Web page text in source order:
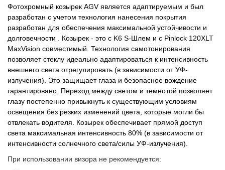
Фотохромный козырек AGV является адаптируемым и был
разработан с учетом технология нанесения покрытия
разработан для обеспечения максимальной устойчивости и
долговечности
Козырек - это с K6 S-Шлем и с Pinlock 120XLT
MaxVision совместимый. Технология самотонирования
позволяет стеклу идеально адаптироваться к интенсивность
внешнего света отрегулировать (в зависимости от УФ-
излучения). Это защищает глаза и безопасное вождение
гарантировано. Переход между светом и темнотой позволяет
глазу постепенно привыкнуть к существующим условиям
освещения без резких изменений цвета, которые могли бы
отвлекать водителя. Козырек обеспечивает прямой доступ
света максимальная интенсивность 80% (в зависимости от
интенсивности солнечного света/силы УФ-излучения).
При использовании визора не рекомендуется: